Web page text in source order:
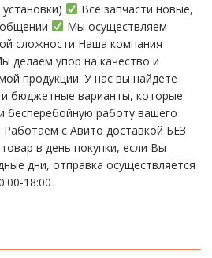
Все запчасти новые,
Мы осуществляем
сложности Наша компания
делаем упор на качество и
продукции. У нас вы найдете
и бюджетные варианты, которые
бесперебойную работу вашего
Работаем с Авито доставкой БЕЗ
в день покупки, если Вы
дни, отправка осуществляется
18:00